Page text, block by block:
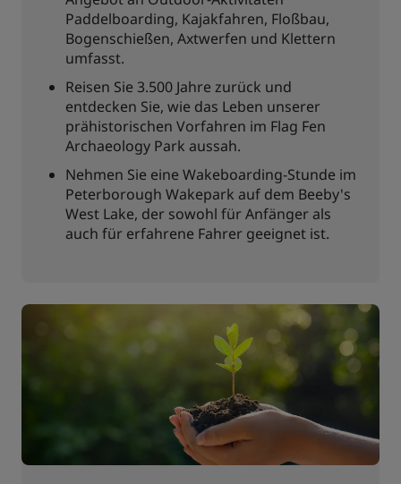
Paddelboarding, Kajakfahren, Floßbau,
Bogenschießen, Axtwerfen und Klettern
umfasst.
Reisen Sie 3.500 Jahre zurück und
entdecken Sie, wie das Leben unserer
prähistorischen Vorfahren im Flag Fen
Archaeology Park aussah.
Nehmen Sie eine Wakeboarding-Stunde im
Peterborough Wakepark auf dem Beeby's
West Lake, der sowohl für Anfänger als
auch für erfahrene Fahrer geeignet ist.